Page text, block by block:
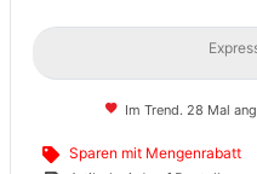
Im Trend. 28 Mal
Sparen mit Mengenrabatt